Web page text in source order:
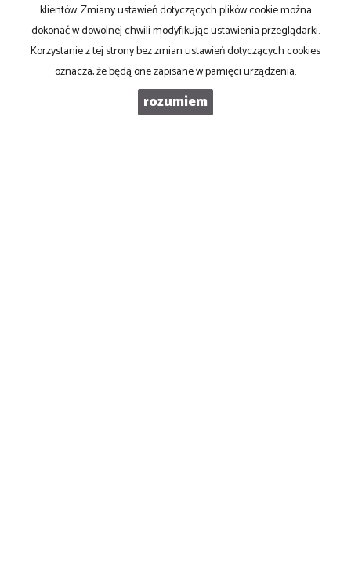
EMAIL
TELEFON KOMÓRKOWY
klientów. Zmiany ustawień dotyczących plików cookie można
dokonać w dowolnej chwili modyfikując ustawienia przeglądarki.
Korzystanie z tej strony bez zmian ustawień dotyczących cookies
oznacza, że będą one zapisane w pamięci urządzenia.
rozumiem